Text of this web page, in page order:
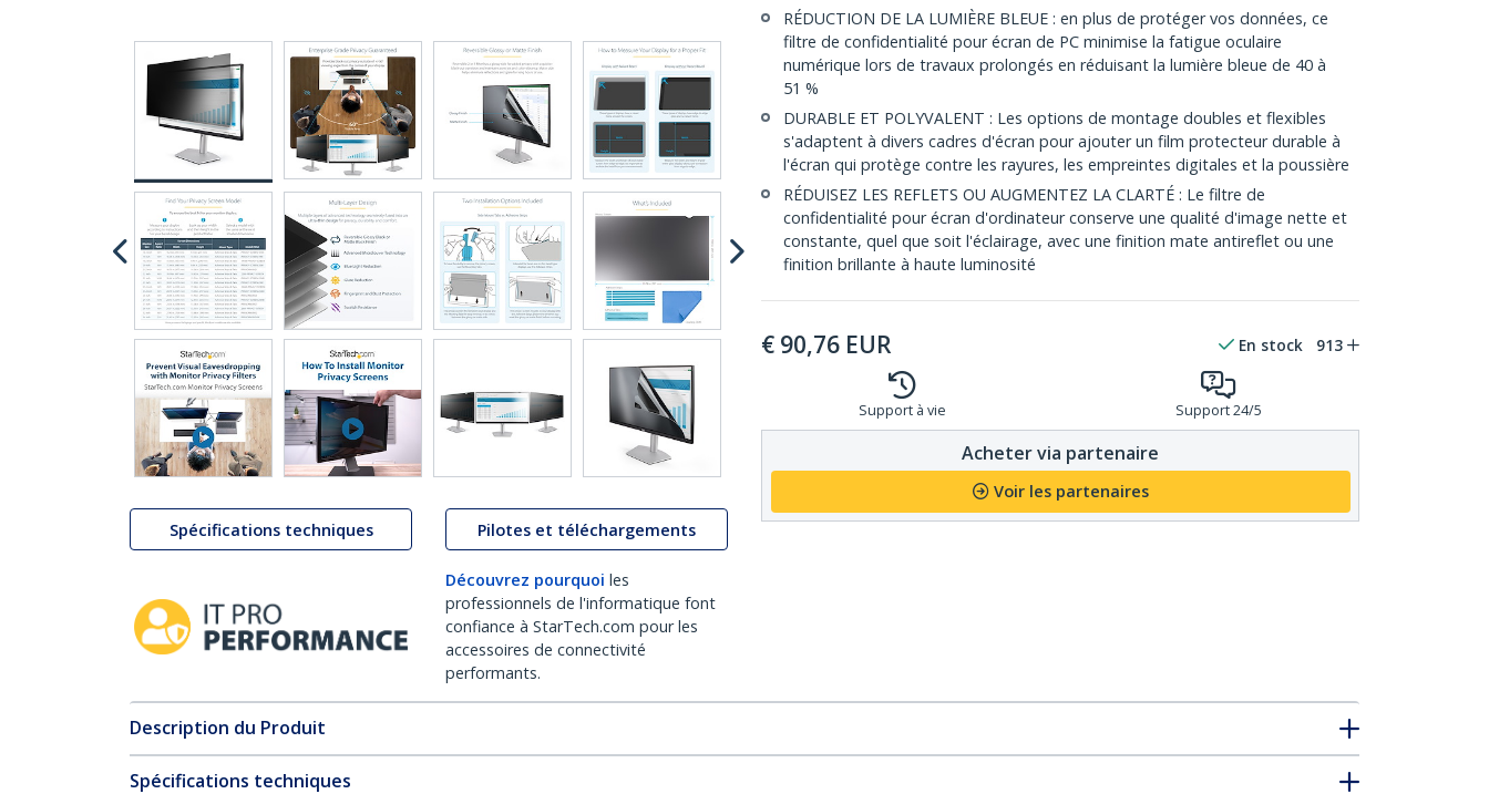
Spécifications techniques Pilotes et téléchargements
Découvrez pourquoi les
professionnels de l'informatique font
confiance à StarTech.com pour les
accessoires de connectivité
performants.
RÉDUCTION DE LA LUMIÈRE BLEUE : en plus de protéger vos données, ce
filtre de confidentialité pour écran de PC minimise la fatigue oculaire
numérique lors de travaux prolongés en réduisant la lumière bleue de 40 à
51 %
DURABLE ET POLYVALENT : Les options de montage doubles et flexibles
s'adaptent à divers cadres d'écran pour ajouter un film protecteur durable à
l'écran qui protège contre les rayures, les empreintes digitales et la poussière
RÉDUISEZ LES REFLETS OU AUGMENTEZ LA CLARTÉ : Le filtre de
confidentialité pour écran d'ordinateur conserve une qualité d'image nette et
constante, quel que soit l'éclairage, avec une finition mate antireflet ou une
finition brillante à haute luminosité
€ 90,76 EUR En stock 913
Support à vie Support 24/5
Acheter via partenaire
Voir les partenaires
Description du Produit
Spécifications techniques